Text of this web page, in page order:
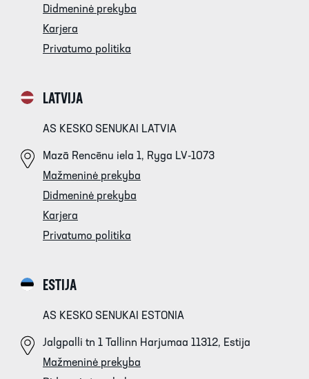
Didmeninė prekyba
Karjera
Privatumo politika
LATVIJA
AS KESKO SENUKAI LATVIA
Mazā Rencēnu iela 1, Ryga LV-1073
Mažmeninė prekyba
Didmeninė prekyba
Karjera
Privatumo politika
ESTIJA
AS KESKO SENUKAI ESTONIA
Jalgpalli tn 1 Tallinn Harjumaa 11312, Estija
Mažmeninė prekyba